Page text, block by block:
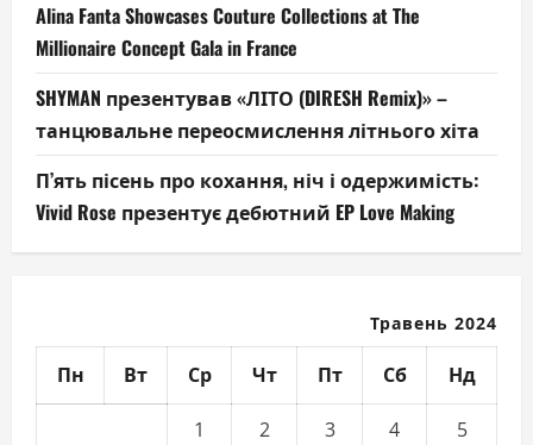
Alina Fanta Showcases Couture Collections at The
Millionaire Concept Gala in France
SHYMAN презентував «ЛІТО (DIRESH Remix)» –
танцювальне переосмислення літнього хіта
П’ять пісень про кохання, ніч і одержимість:
Vivid Rose презентує дебютний EP Love Making
Травень 2024
Пн Вт Ср Чт Пт Сб Нд
1 2 3 4 5